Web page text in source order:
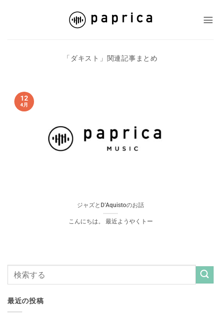
「 ダキスト 」関連記事まとめ
ジャズとD’Aquistoのお話
こんにちは。 最近ようやくトー
12
4月
最近の投稿